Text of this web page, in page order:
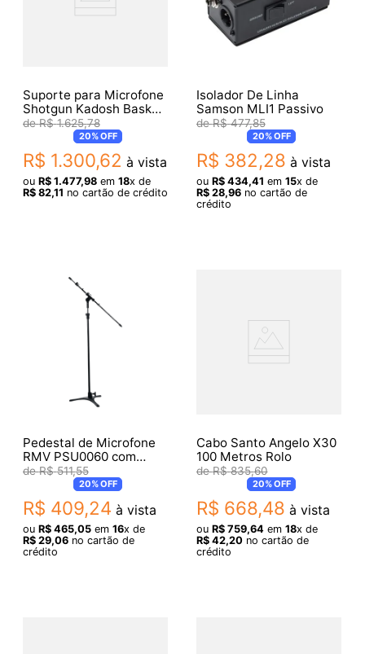
Suporte para Microfone
Shotgun Kadosh Basket
550R$ 1.625,78
20%OFF
R$ 1.300,62 à vista
ou R$ 1.477,98em 18x de
R$ 82,11 no cartão de crédito
Isolador De Linha
Samson MLI1 Passivo
R$ 477,85
20%OFF
R$ 382,28 à vista
ou R$ 434,41 em 15x de
R$ 28,96no cartão de
crédito
Pedestal de Microfone
RMV PSU0060 com
Base de Ferro
R$ 511,55
20%OFF
R$ 409,24 à vista
ou R$ 465,05em 16x de
R$ 29,06no cartão de
crédito
Cabo Santo Angelo X30
100 Metros Rolo
R$ 835,60
20%OFF
R$ 668,48 à vista
ou R$ 759,64em 18x de
R$ 42,20no cartão de
crédito